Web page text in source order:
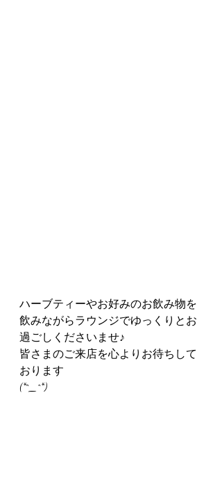
ハーブティーやお好みのお飲み物を
飲みながらラウンジでゆっくりとお
過ごしくださいませ♪
皆さまのご来店を心よりお待ちして
おります
(*^_^*)